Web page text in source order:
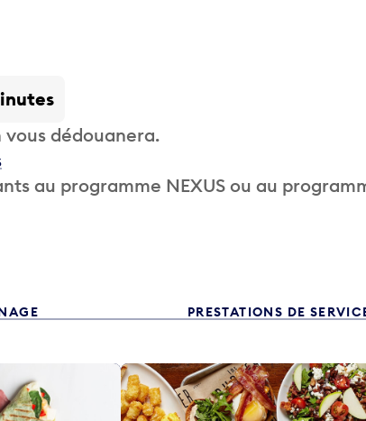
dédouanera.
au programme NEXUS ou au
PRESTATIONS DE